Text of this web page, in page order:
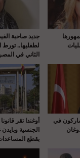
جديد صاحبة
لطفليها.. تورط
الثاني في المصر
في
أوغندا تقر
الجنسية
بقطع